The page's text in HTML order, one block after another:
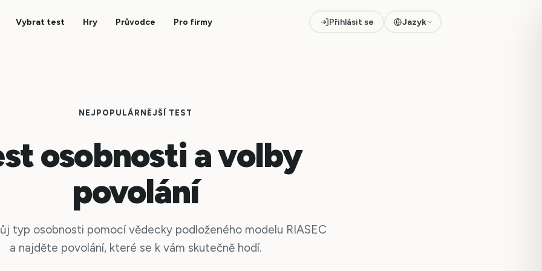
Vybrat test Hry Průvodce Pro firmy Přihlásit se Jazyk
NEJPOPULÁRNĚJŠÍ TEST
osobnosti a volby
povolání
typ osobnosti pomocí vědecky podloženého modelu RIASEC
a najděte povolání, které se k vám skutečně hodí.